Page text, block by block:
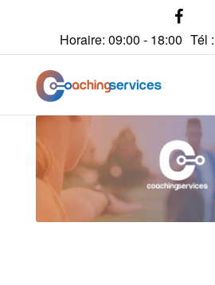
Horaire: 09:00 - 18:00 Tél